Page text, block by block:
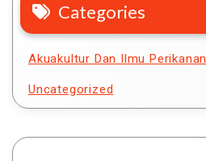
Categories
Akuakultur Dan Ilmu Perikanan
Uncategorized